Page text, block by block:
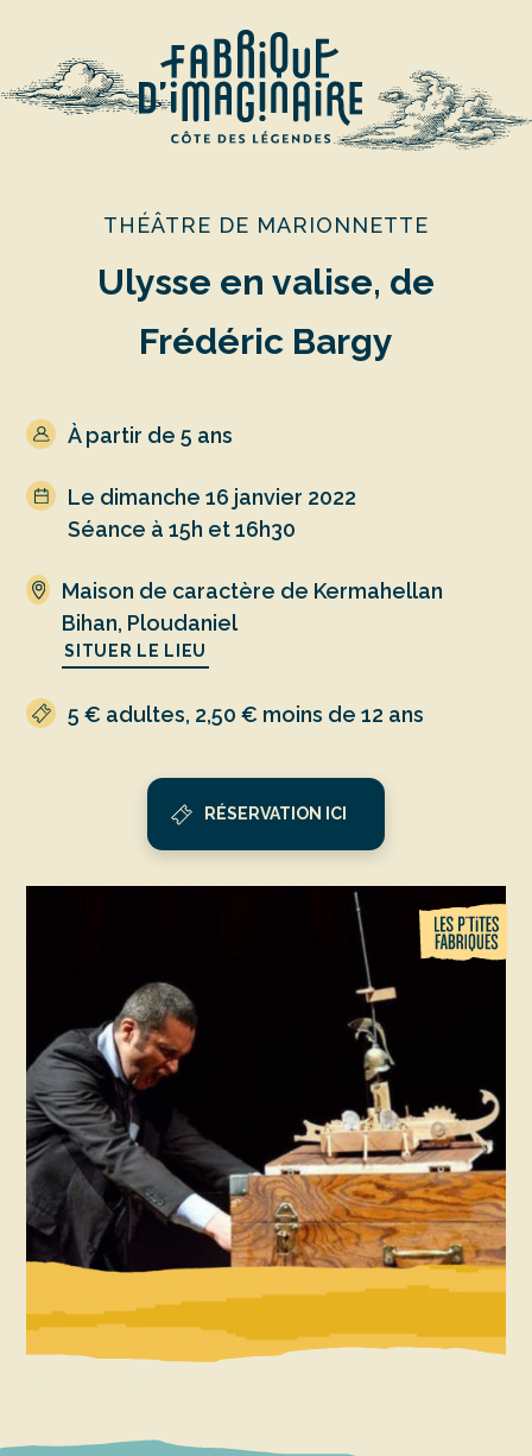
THÉÂTRE DE MARIONNETTE
Ulysse en valise, de
Frédéric Bargy
À partir de 5 ans
Le dimanche 16 janvier 2022
Séance à 15h et 16h30
Maison de caractère de Kermahellan
Bihan, Ploudaniel
SITUER LE LIEU
5 € adultes, 2,50 € moins de 12 ans
RÉSERVATION ICI